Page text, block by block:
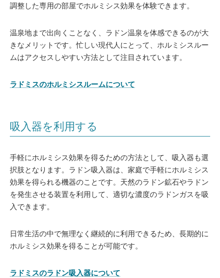
調整した専用の部屋でホルミシス効果を体験できます。
温泉地まで出向くことなく、ラドン温泉を体感できるのが大
きなメリットです。忙しい現代人にとって、ホルミシスルー
ムはアクセスしやすい方法として注目されています。
ラドミスのホルミシスルームについて
吸入器を利用する
手軽にホルミシス効果を得るための方法として、吸入器も選
択肢となります。ラドン吸入器は、家庭で手軽にホルミシス
効果を得られる機器のことです。天然のラドン鉱石やラドン
を発生させる装置を利用して、適切な濃度のラドンガスを吸
入できます。
日常生活の中で無理なく継続的に利用できるため、長期的に
ホルミシス効果を得ることが可能です。
ラドミスのラドン吸入器について